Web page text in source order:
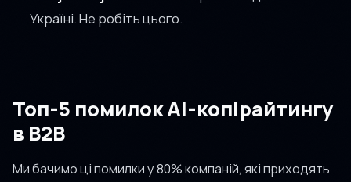
Україні. Не робіть цього.
Топ-5 помилок AI-копірайтингу
в B2B
Ми бачимо ці помилки у 80% компаній, які приходять